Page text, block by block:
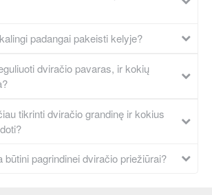
įrankiai
: skirti grandinės
ir nusidėvėjimo tikrinimui, padedantys
įrankiai
: Montavimo mentelės, lopetėlės ir
įtempimo reguliavimui, užtikrinantys
sprendimą kelyje.
reguliavimui ir priežiūrai, padedantys
padangai pakeisti kelyje?
dviračio pavaras, ir kokių
tikrinti dviračio grandinę ir kokius
būtini pagrindinei dviračio priežiūrai?